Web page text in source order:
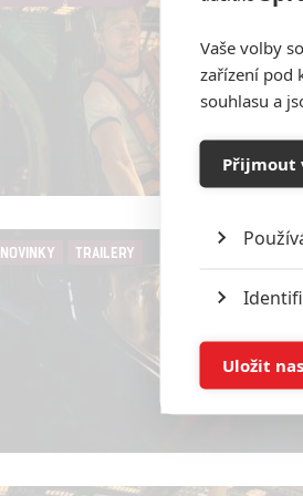
NOVINKY TRAILERY
Vaše volby
zařízení pod
souhlasu a
Přijmout
Uložit